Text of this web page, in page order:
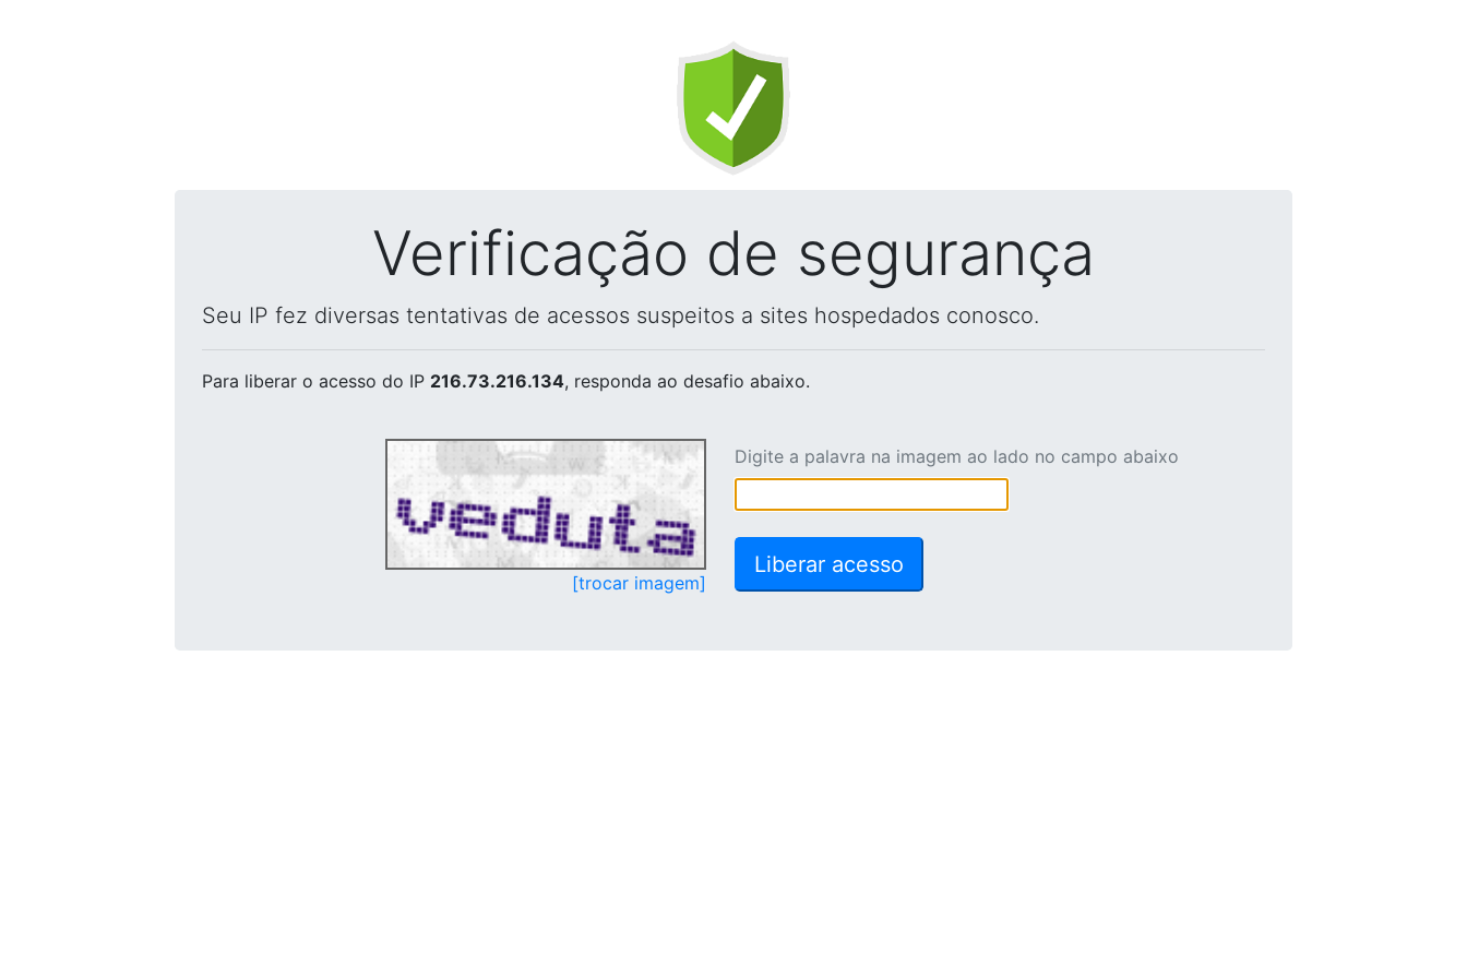
Verificação de segurança
Seu IP fez diversas tentativas de acessos suspeitos a sites hospedados conosco.
Para liberar o acesso do IP 216.73.216.134, responda ao desafio abaixo.
[trocar imagem]
Digite a palavra na imagem ao lado no campo abaixo